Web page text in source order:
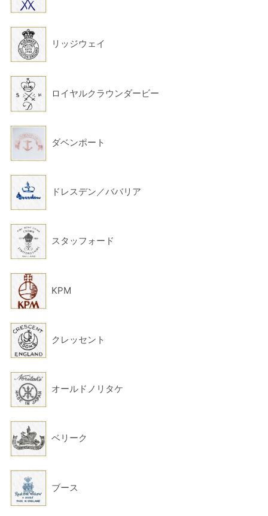
リッジウェイ
ロイヤルクラウンダービー
ダベンポート
ドレスデン／ババリア
スタッフォード
KPM
クレッセント
オールドノリタケ
ベリーク
ブース